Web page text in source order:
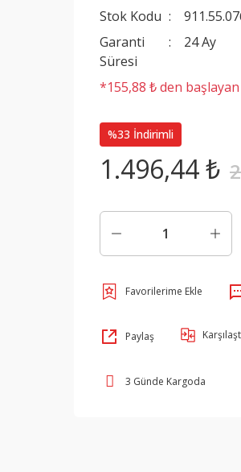
Stok Kodu
Garanti
Süresi
24 Ay
*155,88 ₺ den
%33 İndirimli
1.496,44 ₺
Paylaş
3 Günde Kargoda